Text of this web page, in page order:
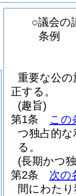
○議会の
条例
重要な公の
正する。
(趣旨)
第1条
この
つ独占的
る。
(長期かつ
第2条
次の
間にわた